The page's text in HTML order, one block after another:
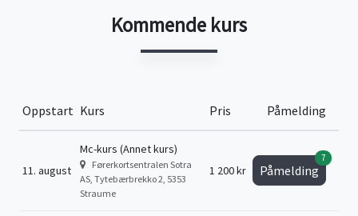
Kommende kurs
Oppstart Kurs Pris Påmelding
11. august
Mc-kurs (Annet kurs)
Førerkortsentralen Sotra
AS, Tytebærbrekko 2, 5353
Straume
1 200 kr Påmelding
7